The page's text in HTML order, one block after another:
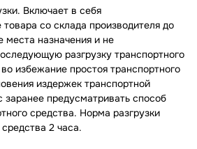
Включает в себя
со склада производителя до
места назначения и не
разгрузку транспортного
избежание простоя транспортного
издержек транспортной
предусматривать способ
средства. Норма разгрузки
2 часа.